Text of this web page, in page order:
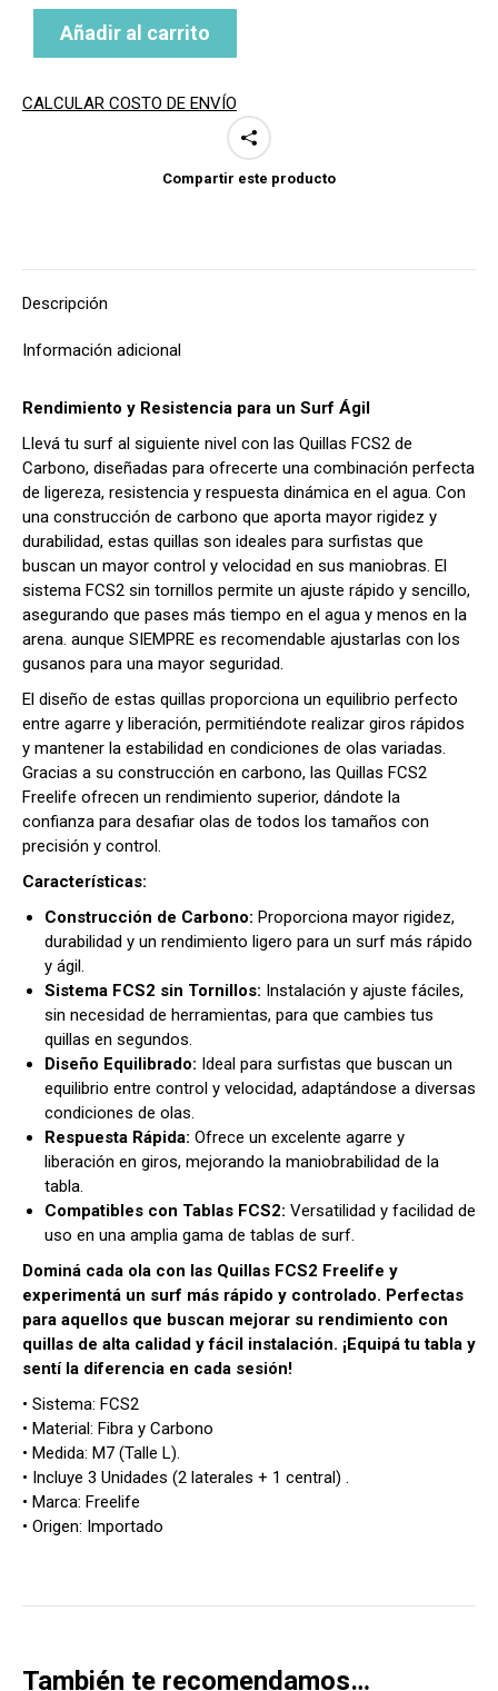
Añadir al carrito
CALCULAR COSTO DE ENVÍO
Compartir este producto
Descripción
Información adicional
Rendimiento y Resistencia para un Surf Ágil
Llevá tu surf al siguiente nivel con las Quillas FCS2 de
Carbono, diseñadas para ofrecerte una combinación perfecta
de ligereza, resistencia y respuesta dinámica en el agua. Con
una construcción de carbono que aporta mayor rigidez y
durabilidad, estas quillas son ideales para surfistas que
buscan un mayor control y velocidad en sus maniobras. El
sistema FCS2 sin tornillos permite un ajuste rápido y sencillo,
asegurando que pases más tiempo en el agua y menos en la
arena. aunque SIEMPRE es recomendable ajustarlas con los
gusanos para una mayor seguridad.
El diseño de estas quillas proporciona un equilibrio perfecto
entre agarre y liberación, permitiéndote realizar giros rápidos
y mantener la estabilidad en condiciones de olas variadas.
Gracias a su construcción en carbono, las Quillas FCS2
Freelife ofrecen un rendimiento superior, dándote la
confianza para desafiar olas de todos los tamaños con
precisión y control.
Características:
Construcción de Carbono: Proporciona mayor rigidez,
durabilidad y un rendimiento ligero para un surf más rápido
y ágil.
Sistema FCS2 sin Tornillos: Instalación y ajuste fáciles,
sin necesidad de herramientas, para que cambies tus
quillas en segundos.
Diseño Equilibrado: Ideal para surfistas que buscan un
equilibrio entre control y velocidad, adaptándose a diversas
condiciones de olas.
Respuesta Rápida: Ofrece un excelente agarre y
liberación en giros, mejorando la maniobrabilidad de la
tabla.
Compatibles con Tablas FCS2: Versatilidad y facilidad de
uso en una amplia gama de tablas de surf.
Dominá cada ola con las Quillas FCS2 Freelife y
experimentá un surf más rápido y controlado. Perfectas
para aquellos que buscan mejorar su rendimiento con
quillas de alta calidad y fácil instalación. ¡Equipá tu tabla y
sentí la diferencia en cada sesión!
• Sistema: FCS2
• Material: Fibra y Carbono
• Medida: M7 (Talle L).
• Incluye 3 Unidades (2 laterales + 1 central) .
• Marca: Freelife
• Origen: Importado
También te recomendamos…